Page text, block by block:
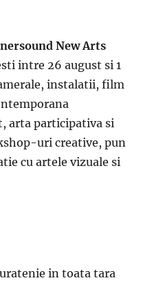
New Arts
intre 26 august si 1
instalatii, film
arta participativa si
uri creative, pun
cu artele vizuale si
in toata tara